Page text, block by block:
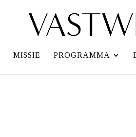
MISSIE PROGRAMMA